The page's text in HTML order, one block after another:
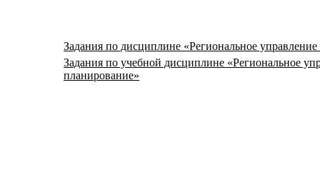
Задания по дисциплине «Региональное
Задания по учебной дисциплине «Региональное
планирование»